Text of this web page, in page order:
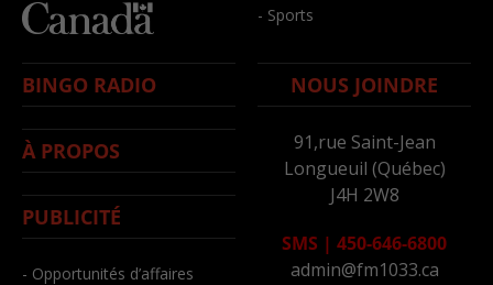
- Sports
BINGO RADIO
À PROPOS
PUBLICITÉ
- Opportunités d’affaires
NOUS JOINDRE
91,rue Saint-Jean
Longueuil (Québec)
J4H 2W8
SMS | 450-646-6800
admin@fm1033.ca